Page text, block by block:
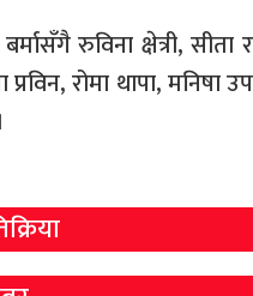
रुविना क्षेत्री,
प्रविन, रोमा थापा,